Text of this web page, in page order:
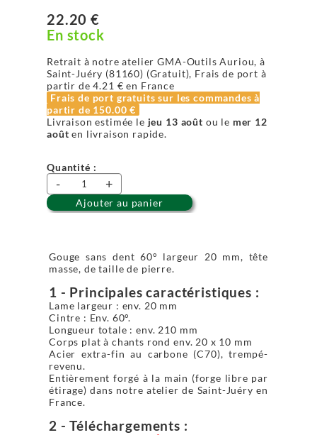
22.20 €
En stock
Retrait à notre atelier GMA-Outils Auriou, à
Saint-Juéry (81160) (Gratuit), Frais de port à
partir de4.21 € en France
Frais de port gratuits sur les commandes à
partir de 150.00 €
Livraison estimée le jeu 13 août ou le mer 12
août en livraison rapide.
Quantité :
- +
Ajouter au panier
Gouge sans dent 60° largeur 20 mm, tête
masse, de taille de pierre.
1 - Principales caractéristiques :
Lame largeur : env. 20 mm
Cintre : Env. 60°.
Longueur totale : env. 210 mm
Corps plat à chants rond env. 20 x 10 mm
Acier extra-fin au carbone (C70), trempé-
revenu.
Entièrement forgé à la main (forge libre par
étirage) dans notre atelier de Saint-Juéry en
France.
2 - Téléchargements :